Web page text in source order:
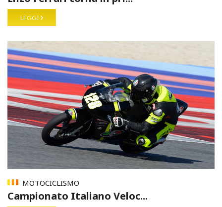
LEGGI
MOTOCICLISMO
Campionato Italiano Veloc...